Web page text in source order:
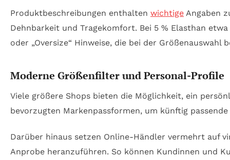
Produktbeschreibungen enthalten wichtige Angaben
Dehnbarkeit und Tragekomfort. Bei 5 % Elasthan
oder „Oversize“ Hinweise, die bei der
Moderne Größenfilter und Personal-Profile
Viele größere Shops bieten die Möglichkeit, ein
bevorzugten Markenpassformen, um künftig
Darüber hinaus setzen Online-Händler vermehrt auf
Anprobe heranzuführen. So können Kundinnen und